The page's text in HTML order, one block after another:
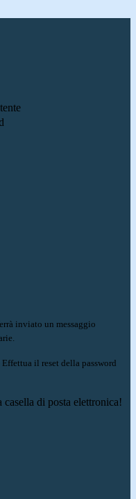
inviato un messaggio
il reset della password
di posta elettronica!